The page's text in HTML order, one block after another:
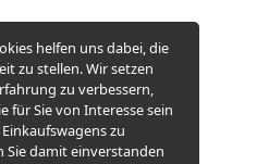
helfen uns dabei, die
zu stellen. Wir setzen
zu verbessern,
für Sie von Interesse sein
zu
Sie damit einverstanden